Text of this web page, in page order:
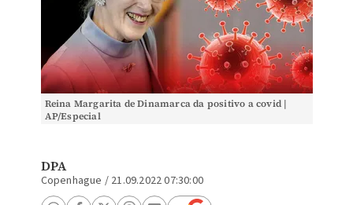
Reina Margarita de Dinamarca da positivo a covid |
AP/Especial
DPA
Copenhague / 21.09.2022 07:30:00